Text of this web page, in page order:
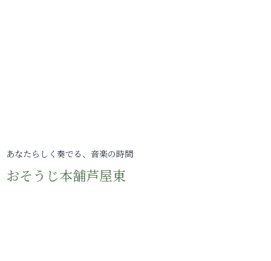
あなたらしく奏でる、音楽の時間
おそうじ本舗芦屋東